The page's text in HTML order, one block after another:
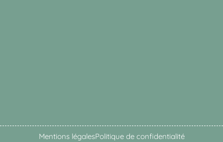
Mentions légalesPolitique de confidentialité